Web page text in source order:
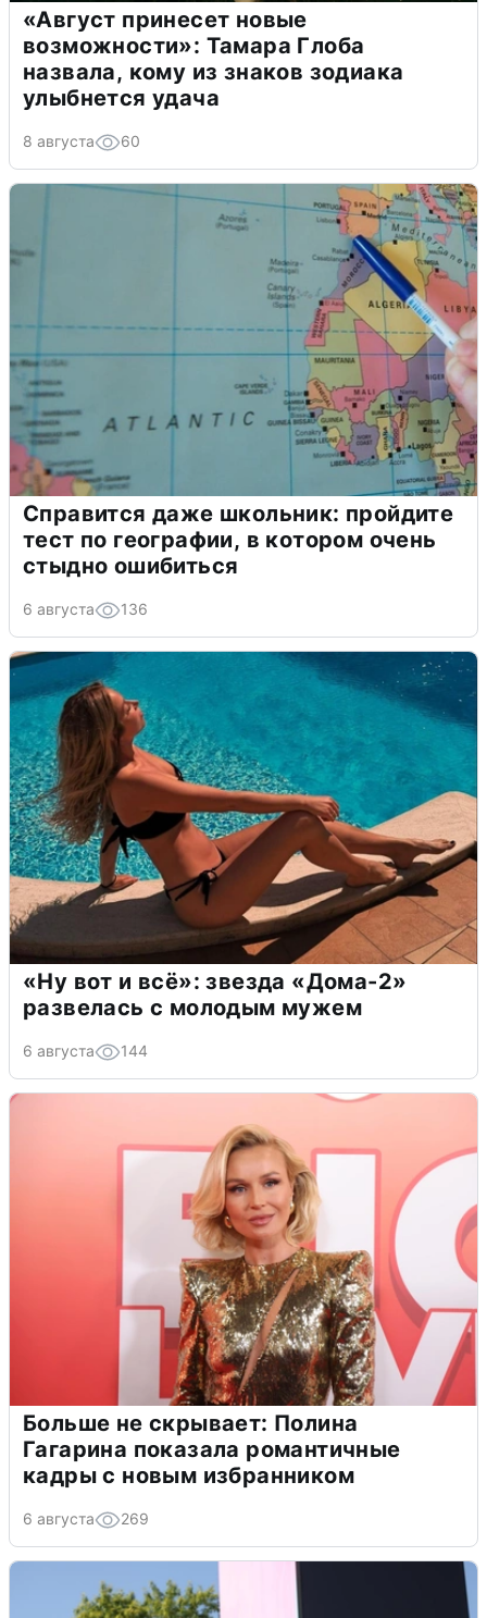
«Август принесет новые
возможности»: Тамара Глоба
назвала, кому из знаков зодиака
улыбнется удача
8 августа 60
Справится даже школьник: пройдите
тест по географии, в котором очень
стыдно ошибиться
6 августа 136
«Ну вот и всё»: звезда «Дома-2»
развелась с молодым мужем
6 августа 144
Больше не скрывает: Полина
Гагарина показала романтичные
кадры с новым избранником
6 августа 269